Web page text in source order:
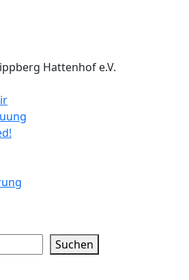
Hattenhof e.V.
Suchen